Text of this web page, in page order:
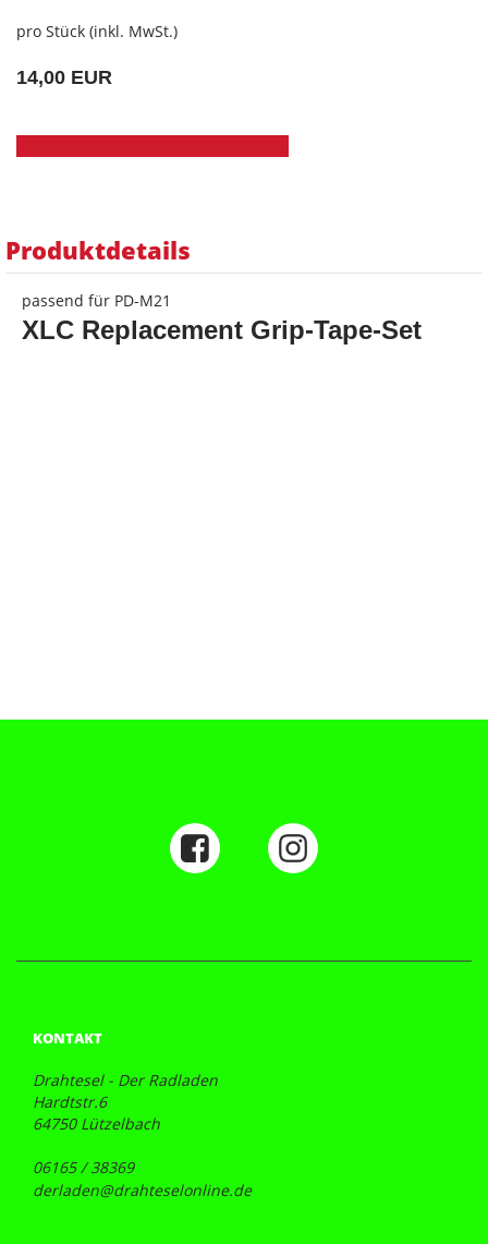
pro Stück (inkl. MwSt.)
14,00 EUR
Produktdetails
passend für PD-M21
XLC Replacement Grip-Tape-Set
KONTAKT
Drahtesel - Der Radladen
Hardtstr.6
64750 Lützelbach
06165 / 38369
derladen@drahteselonline.de